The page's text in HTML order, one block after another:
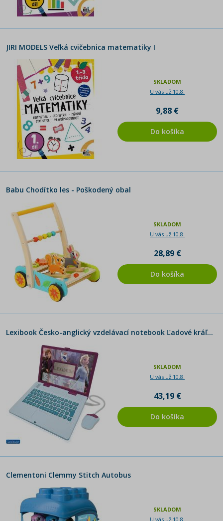
JIRI MODELS Veľká cvičebnica matematiky I
SKLADOM
U vás už 10.8.
9,88 €
Do košíka
Babu Chodítko les - Poškodený obal
SKLADOM
U vás už 10.8.
28,89 €
Do košíka
Lexibook Česko-anglický vzdelávací notebook Ľadové kráľovstvo CZ a EN verzia - Poškodený obal
SKLADOM
U vás už 10.8.
43,19 €
Do košíka
Clementoni Clemmy Stitch Autobus
SKLADOM
U vás už 10.8.